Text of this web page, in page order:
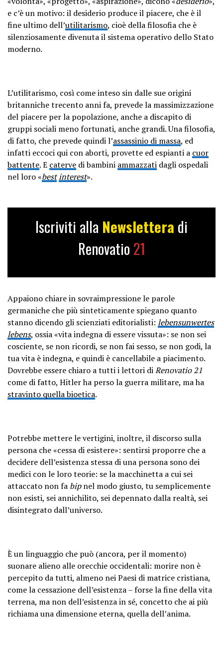
e c’è un motivo: il desiderio produce il piacere, che è il
fine ultimo dell’utilitarismo, cioè della filosofia che è
silenziosamente divenuta il sistema operativo dello Stato
moderno.
L’utilitarismo, così come inteso sin dalle sue origini
britanniche trecento anni fa, prevede la massimizzazione
del piacere per la popolazione, anche a discapito di
gruppi sociali meno fortunati, anche grandi. Una filosofia,
di fatto, che prevede quindi l’assassinio di massa, ed
infatti eccoci qui con aborti, provette ed espianti a cuor
battente. E caterve di bambini ammazzati dagli ospedali
nel loro «bestinterest».
Iscriviti alla Newslettera di
Renovatio 21
Appaiono chiare in sovraimpressione le parole
germaniche che più sinteticamente spiegano quanto
stanno dicendo gli scienziati editorialisti: lebensunwertes
lebens, ossia «vita indegna di essere vissuta»: se non sei
cosciente, se non ricordi, se non fai sesso, se non godi, la
tua vita è indegna, e quindi è cancellabile a piacimento.
Dovrebbe essere chiaro a tutti i lettori diRenovatio 21
come di fatto, Hitler ha perso la guerra militare, ma ha
stravinto quella bioetica.
Potrebbe mettere le vertigini, inoltre, il discorso sulla
persona che «cessa di esistere»: sentirsi proporre che a
decidere dell’esistenza stessa di una persona sono dei
medici con le loro teorie: se la macchinetta a cui sei
attaccato non fa bipnel modo giusto, tu semplicemente
non esisti, sei annichilito, sei depennato dalla realtà, sei
disintegrato dall’universo.
È un linguaggio che può (ancora, per il momento)
suonare alieno alle orecchie occidentali: morire non è
percepito da tutti, almeno nei Paesi di matrice cristiana,
come la cessazione dell’esistenza – forse la fine della vita
terrena, ma non dell’esistenza in sé, concetto che ai più
richiama una dimensione eterna, quella dell’anima.